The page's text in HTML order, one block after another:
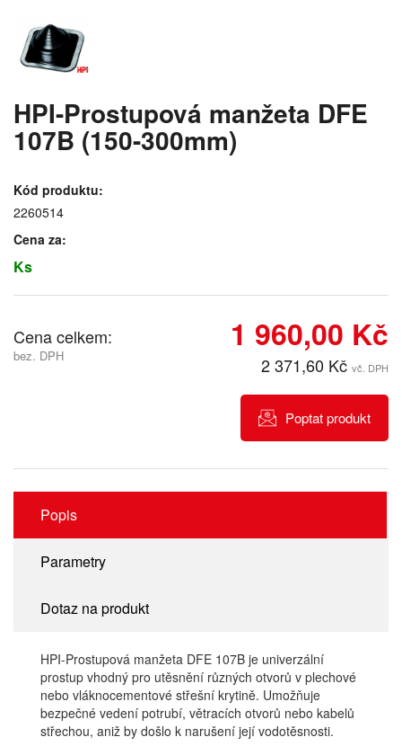
HPI-Prostupová manžeta DFE
107B (150-300mm)
Kód produktu:
2260514
Cena za:
Ks
Cena celkem:
bez. DPH
1 960,00 Kč
2 371,60 Kč vč. DPH
Poptat produkt
Popis
Parametry
Dotaz na produkt
HPI-Prostupová manžeta DFE 107B je univerzální
prostup vhodný pro utěsnění různých otvorů v plechové
nebo vláknocementové střešní krytině. Umožňuje
bezpečné vedení potrubí, větracích otvorů nebo kabelů
střechou, aniž by došlo k narušení její vodotěsnosti.